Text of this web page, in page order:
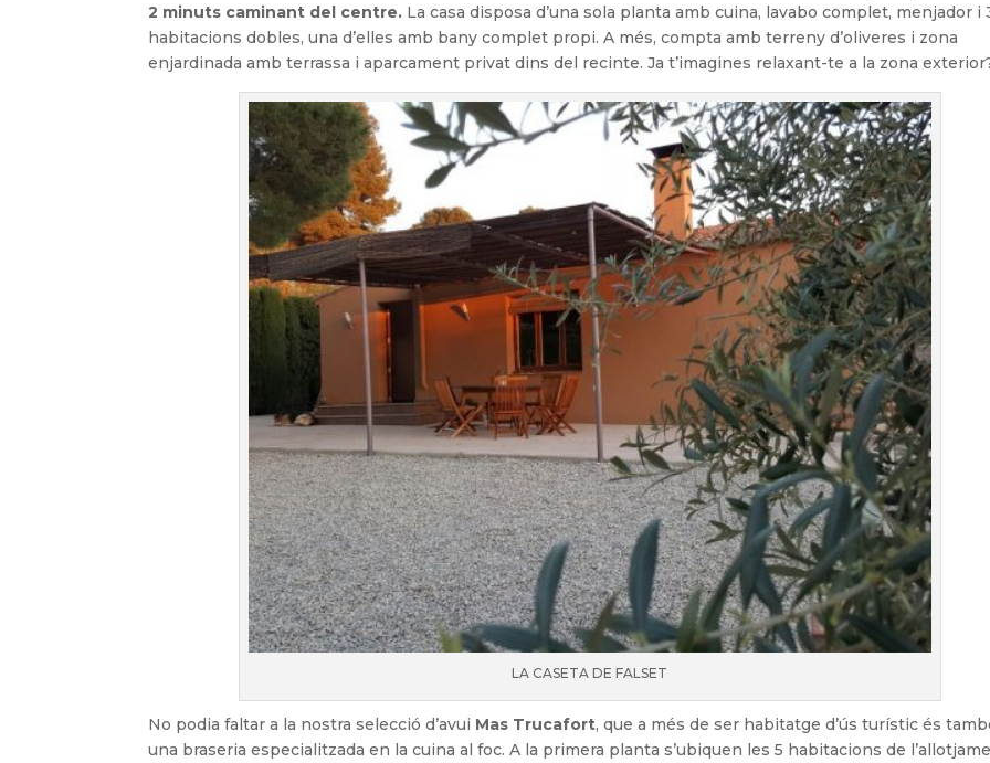
2 minuts caminant del centre. La casa disposa d’una sola planta amb cuina, lavabo complet, menjador i
habitacions dobles, una d’elles amb bany complet propi. A més, compta amb terreny d’oliveres i zona
enjardinada amb terrassa i aparcament privat dins del recinte. Ja t’imagines relaxant-te a la zona
LA CASETA DE FALSET
No podia faltar a la nostra selecció d’avui Mas Trucafort, que a més de ser habitatge d’ús turístic és
una braseria especialitzada en la cuina al foc. A la primera planta s’ubiquen les 5 habitacions de